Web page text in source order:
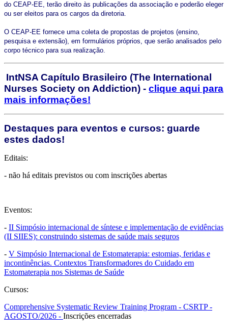
do CEAP-EE, terão direito às publicações da associação e poderão eleger
ou ser eleitos para os cargos da diretoria.
O CEAP-EE fornece uma coleta de propostas de projetos (ensino,
pesquisa e extensão), em formulários próprios, que serão analisados ​​pelo
corpo técnico para sua realização.
IntNSA Capítulo Brasileiro (The International
Nurses Society on Addiction) - clique aqui para
mais informações!
Destaques para eventos e cursos: guarde
estes dados!
Editais:
- não há editais previstos ou com inscrições abertas
Eventos:
- II Simpósio internacional de síntese e implementação de evidências
(II SIIES): construindo sistemas de saúde mais seguros
- V Simpósio Internacional de Estomaterapia: estomias, feridas e
incontinências. Contextos Transformadores do Cuidado em
Estomaterapia nos Sistemas de Saúde
Cursos:
Comprehensive Systematic Review Training Program - CSRTP -
AGOSTO/2026 - Inscrições encerradas